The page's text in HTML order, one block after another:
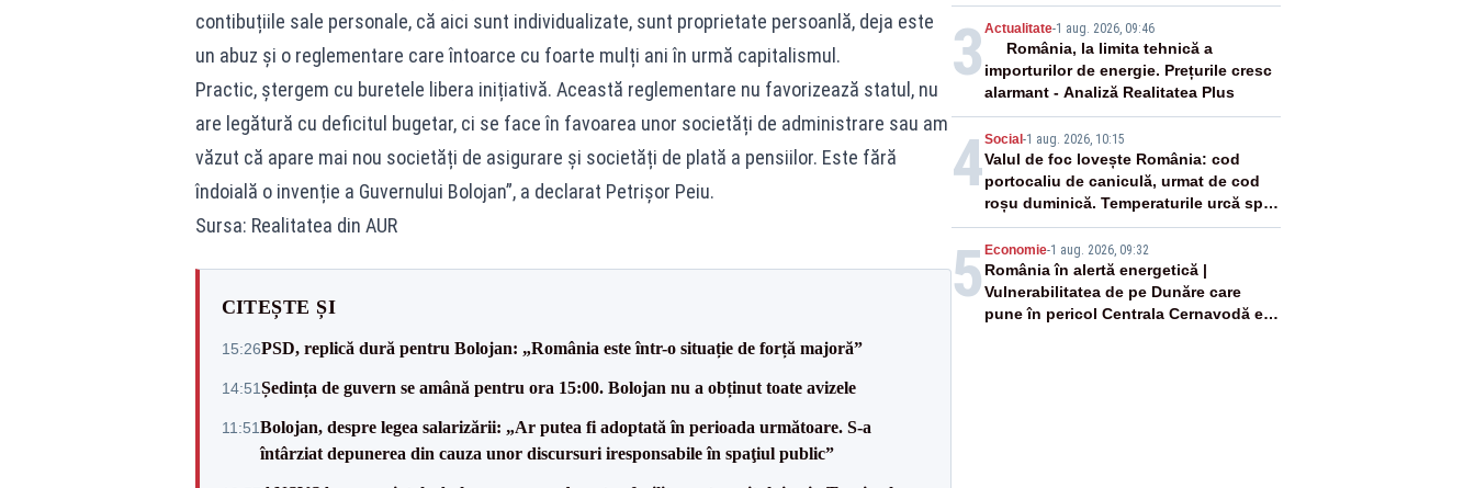
contibuțiile sale personale, că aici sunt individualizate, sunt proprietate persoanlă, deja este
un abuz și o reglementare care întoarce cu foarte mulți ani în urmă capitalismul.
Practic, ștergem cu buretele libera inițiativă. Această reglementare nu favorizează statul, nu
are legătură cu deficitul bugetar, ci se face în favoarea unor societăți de administrare sau am
văzut că apare mai nou societăți de asigurare și societăți de plată a pensiilor. Este fără
îndoială o invenție a Guvernului Bolojan”, a declarat Petrișor Peiu.
Sursa: Realitatea din AUR
CITEȘTE ȘI
15:26PSD, replică dură pentru Bolojan: „România este într-o situație de forță majoră”
14:51Ședința de guvern se amână pentru ora 15:00. Bolojan nu a obținut toate avizele
11:51Bolojan, despre legea salarizării: „Ar putea fi adoptată în perioada următoare. S-a
întârziat depunerea din cauza unor discursuri iresponsabile în spaţiul public”
3 Actualitate-1 aug. 2026, 09:46
România, la limita tehnică a
importurilor de energie. Prețurile cresc
alarmant - Analiză Realitatea Plus
4Social -1 aug. 2026, 10:15
Valul de foc lovește România: cod
portocaliu de caniculă, urmat de cod
roșu duminică. Temperaturile urcă spre
40°C
5 Economie-1 aug. 2026, 09:32
România în alertă energetică |
Vulnerabilitatea de pe Dunăre care
pune în pericol Centrala Cernavodă era